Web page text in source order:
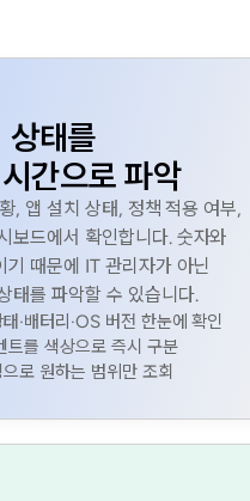
상태를
간으로 파악
, 앱 설치 상태, 정책 적용 여부,
보드에서 확인합니다. 숫자와
때문에 IT 관리자가 아닌
태를 파악할 수 있습니다.
·배터리·OS 버전 한눈에 확인
트를 색상으로 즉시 구분
로 원하는 범위만 조회